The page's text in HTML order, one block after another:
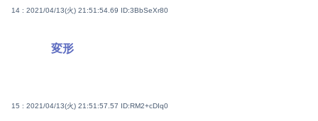
14 : 2021/04/13(火) 21:51:54.69 ID:3BbSeXr80
変形
15 : 2021/04/13(火) 21:51:57.57 ID:RM2+cDIq0